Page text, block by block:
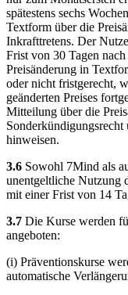
spätestens sechs
Textform über die
Inkrafttretens. Der
Frist von 30 Tagen
Preisänderung in
oder nicht fristgerecht,
geänderten Preises
Mitteilung über die
hinweisen.
3.6 Sowohl 7Mind als
unentgeltliche Nutzung
mit einer Frist von 14
3.7 Die Kurse werden
angeboten:
(i) Präventionskurse
automatische